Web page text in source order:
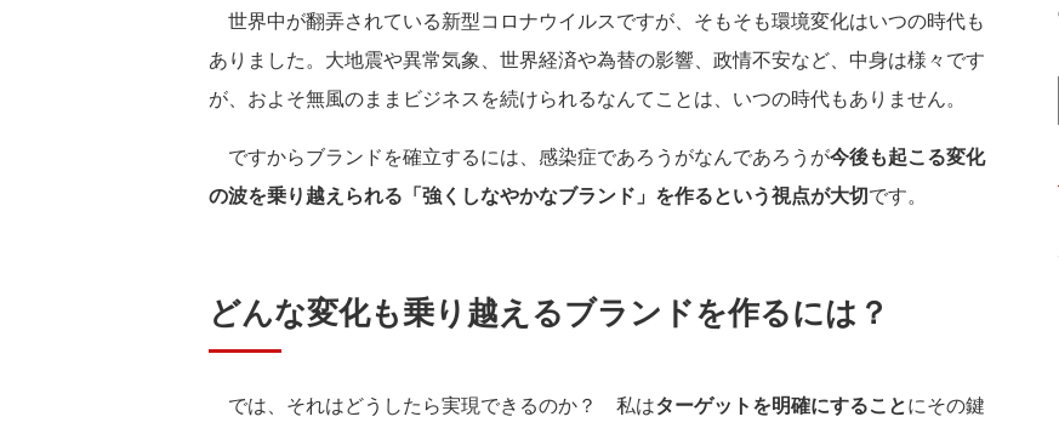
世界中が翻弄されている新型コロナウイルスですが、そもそも環境変化はいつの時代も
ありました。大地震や異常気象、世界経済や為替の影響、政情不安など、中身は様々です
が、およそ無風のままビジネスを続けられるなんてことは、いつの時代もありません。
ですからブランドを確立するには、感染症であろうがなんであろうが今後も起こる変化
の波を乗り越えられる「強くしなやかなブランド」を作るという視点が大切です。
どんな変化も乗り越えるブランドを作るには？
では、それはどうしたら実現できるのか？ 私はターゲットを明確にすることにその鍵